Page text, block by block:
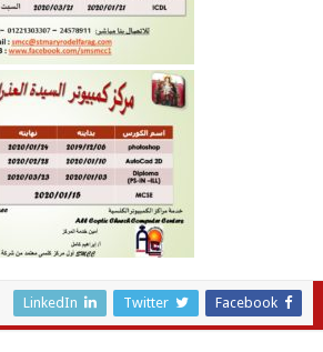
Facebook
Twitter
LinkedIn